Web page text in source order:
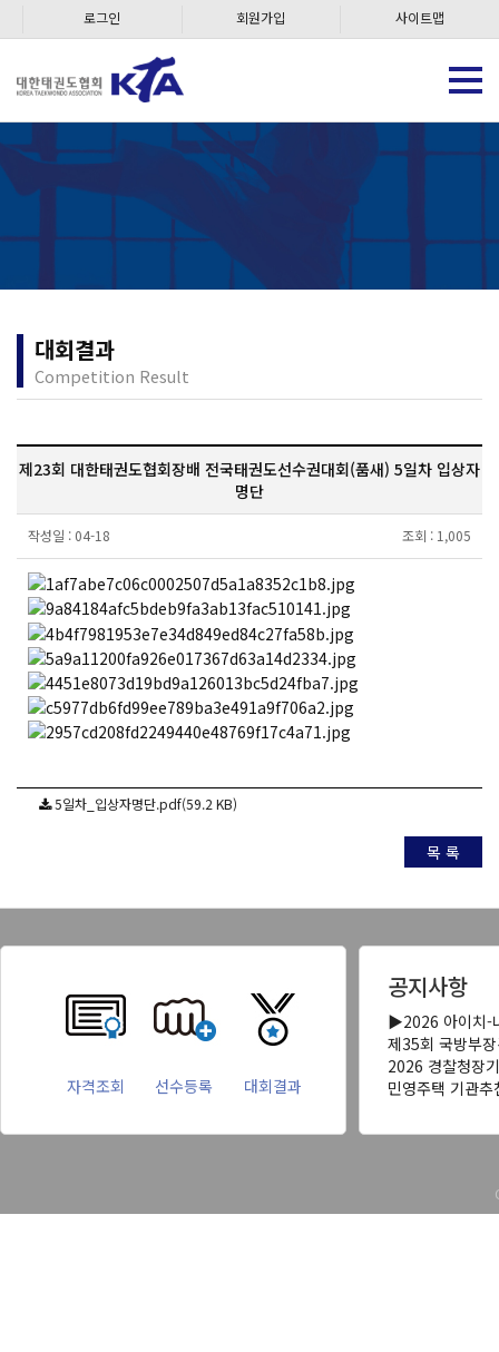
로그인 회원가입 사이트맵
대회결과
Competition Result
제23회 대한태권도협회장배 전국태권도선수권대회(품새) 5일차 입상자
명단
작성일 : 04-18 조회 : 1,005
5일차_입상자명단.pdf(59.2 KB)
목 록
자격조회 선수등록 대회결과
공지사항
▶2026 아이치-
제35회 국방부
2026 경찰청장
민영주택 기관